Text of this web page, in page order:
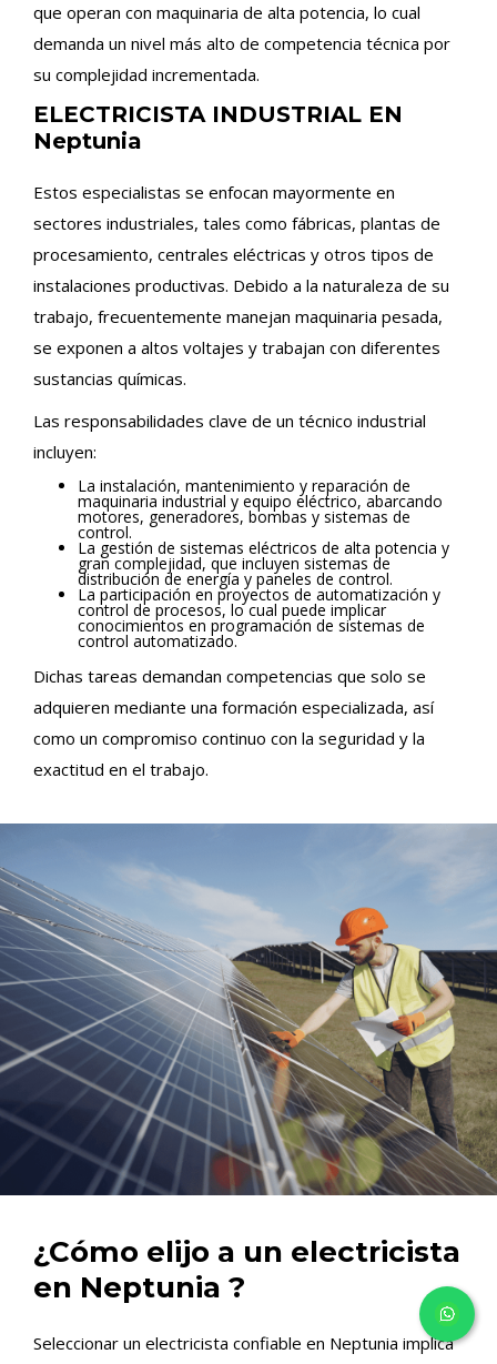
que operan con maquinaria de alta potencia, lo cual
demanda un nivel más alto de competencia técnica por
su complejidad incrementada.
ELECTRICISTA INDUSTRIAL EN
Neptunia
Estos especialistas se enfocan mayormente en
sectores industriales, tales como fábricas, plantas de
procesamiento, centrales eléctricas y otros tipos de
instalaciones productivas. Debido a la naturaleza de su
trabajo, frecuentemente manejan maquinaria pesada,
se exponen a altos voltajes y trabajan con diferentes
sustancias químicas.
Las responsabilidades clave de un técnico industrial
incluyen:
La instalación, mantenimiento y reparación de
maquinaria industrial y equipo eléctrico, abarcando
motores, generadores, bombas y sistemas de
control.
La gestión de sistemas eléctricos de alta potencia y
gran complejidad, que incluyen sistemas de
distribución de energía y paneles de control.
La participación en proyectos de automatización y
control de procesos, lo cual puede implicar
conocimientos en programación de sistemas de
control automatizado.
Dichas tareas demandan competencias que solo se
adquieren mediante una formación especializada, así
como un compromiso continuo con la seguridad y la
exactitud en el trabajo.
¿Cómo elijo a un electricista
en Neptunia ?
Seleccionar un electricista confiable en Neptunia implica